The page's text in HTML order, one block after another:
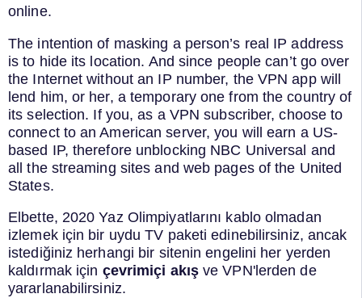
online.
The intention of masking a person’s real IP address
is to hide its location. And since people can’t go over
the Internet without an IP number, the VPN app will
lend him, or her, a temporary one from the country of
its selection. If you, as a VPN subscriber, choose to
connect to an American server, you will earn a US-
based IP, therefore unblocking NBC Universal and
all the streaming sites and web pages of the United
States.
Elbette, 2020 Yaz Olimpiyatlarını kablo olmadan
izlemek için bir uydu TV paketi edinebilirsiniz, ancak
istediğiniz herhangi bir sitenin engelini her yerden
kaldırmak için çevrimiçi akışve VPN'lerden de
yararlanabilirsiniz.